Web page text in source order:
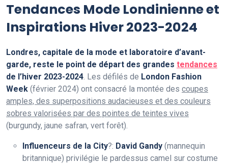
Tendances Mode Londinienne et
Inspirations Hiver 2023-2024
Londres, capitale de la mode et laboratoire d’avant-
garde, reste le point de départ des grandes tendances
de l’hiver 2023-2024. Les défilés de London Fashion
Week (février 2024) ont consacré la montée des coupes
amples, des superpositions audacieuses et des couleurs
sobres valorisées par des pointes de teintes vives
(burgundy, jaune safran, vert forêt).
Influenceurs de la City?: David Gandy (mannequin
britannique) privilégie le pardessus camel sur costume